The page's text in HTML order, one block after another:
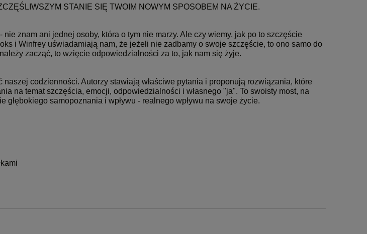
STANIE SIĘ TWOIM NOWYM SPOSOBEM NA ŻYCIE.
znam ani jednej osoby, która o tym nie marzy. Ale czy wiemy, jak po to szczęście
i Winfrey uświadamiają nam, że jeżeli nie zadbamy o swoje szczęście, to ono samo do
zacząć, to wzięcie odpowiedzialności za to, jak nam się żyje.
naszej codzienności. Autorzy stawiają właściwe pytania i proponują rozwiązania, które
na temat szczęścia, emocji, odpowiedzialności i własnego "ja". To swoisty most, na
głębokiego samopoznania i wpływu - realnego wpływu na swoje życie.